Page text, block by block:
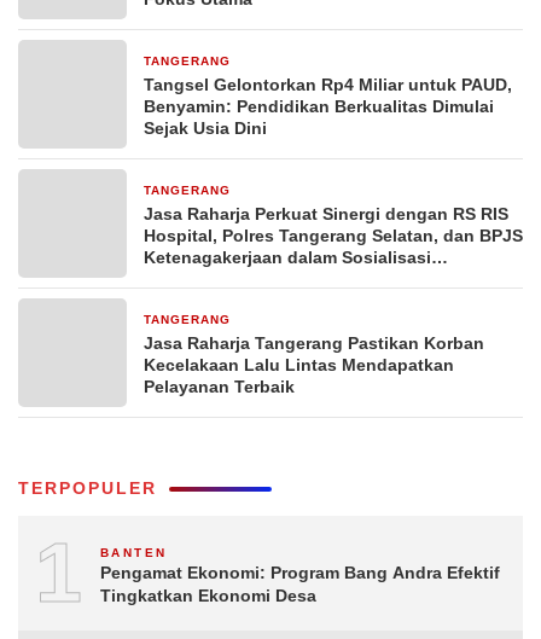
TANGERANG
Tangsel Gelontorkan Rp4 Miliar untuk PAUD,
Benyamin: Pendidikan Berkualitas Dimulai
Sejak Usia Dini
TANGERANG
Jasa Raharja Perkuat Sinergi dengan RS RIS
Hospital, Polres Tangerang Selatan, dan BPJS
Ketenagakerjaan dalam Sosialisasi
TANGERANG
Jasa Raharja Tangerang Pastikan Korban
Kecelakaan Lalu Lintas Mendapatkan
Pelayanan Terbaik
TERPOPULER
1 BANTEN
Pengamat Ekonomi: Program Bang Andra Efektif
Tingkatkan Ekonomi Desa